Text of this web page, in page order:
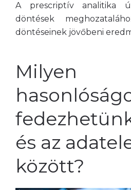
A prescriptív analitika
döntések
döntéseinek jövőbeni
Milyen
és az
között?